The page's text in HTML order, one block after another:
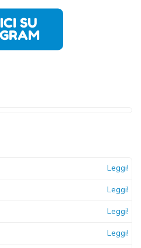
Leggi!
Leggi!
Leggi!
Leggi!